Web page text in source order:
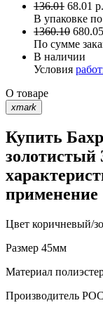
136.01 68.01 р.
В упаковке по
1360.10
По сумме
В наличии
Условия
О товаре
xmark
Купить
золотистый
применение
Цвет коричневый/
Размер 45мм
Материал
Производитель